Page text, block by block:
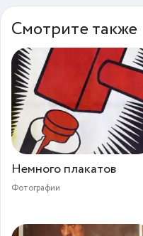
Смотрите также
Немного плакатов
Фотографии